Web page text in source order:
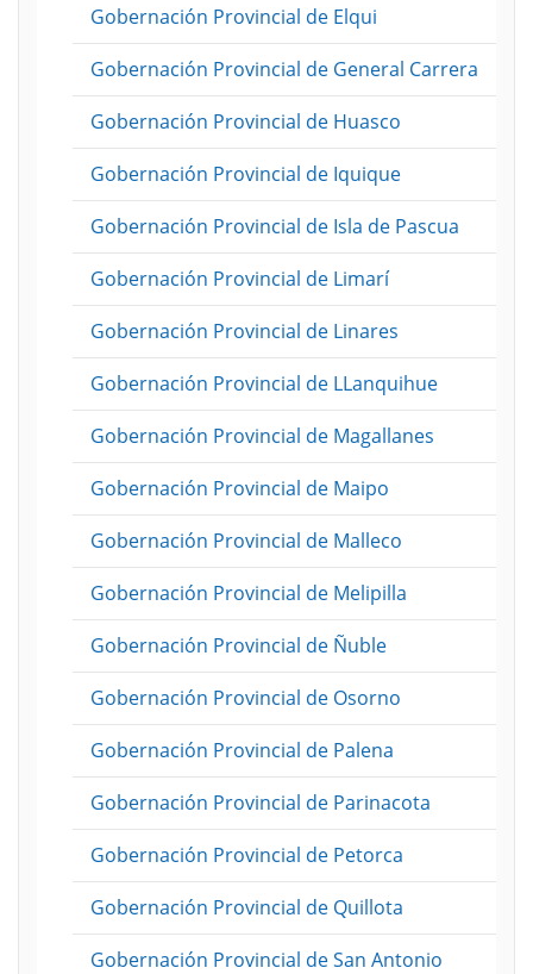
Gobernación Provincial de Elqui
Gobernación Provincial de General Carrera
Gobernación Provincial de Huasco
Gobernación Provincial de Iquique
Gobernación Provincial de Isla de Pascua
Gobernación Provincial de Limarí
Gobernación Provincial de Linares
Gobernación Provincial de LLanquihue
Gobernación Provincial de Magallanes
Gobernación Provincial de Maipo
Gobernación Provincial de Malleco
Gobernación Provincial de Melipilla
Gobernación Provincial de Ñuble
Gobernación Provincial de Osorno
Gobernación Provincial de Palena
Gobernación Provincial de Parinacota
Gobernación Provincial de Petorca
Gobernación Provincial de Quillota
Gobernación Provincial de San Antonio